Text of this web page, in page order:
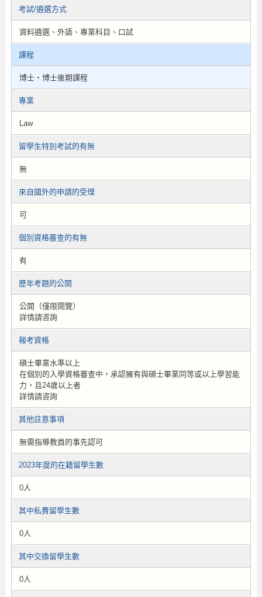
考試/遴選方式
資料遴選、外語、專業科目、口試
課程
博士・博士後期課程
專業
Law
留學生特別考試的有無
無
來自國外的申請的受理
可
個別資格審查的有無
有
歷年考題的公開
公開（僅限閱覽）
詳情請咨詢
報考資格
碩士畢業水準以上
在個別的入學資格審查中，承認擁有與碩士畢業同等或以上學習能
力，且24歲以上者
詳情請咨詢
其他註意事項
無需指導教員的事先認可
2023年度的在籍留學生數
0人
其中私費留學生數
0人
其中交換留學生數
0人